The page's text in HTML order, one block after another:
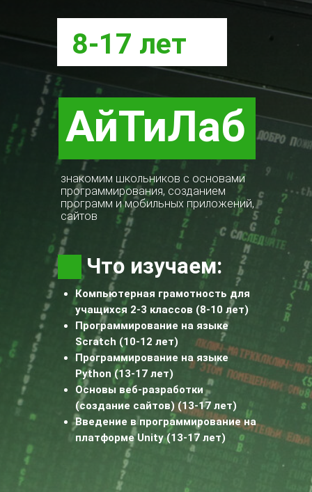
Компьютерная грамотность для
учащихся 2-3 классов (8-10 лет)
Программирование на языке
Scratch (10-12 лет)
Программирование на языке
Python (13-17 лет)
Основы веб-разработки
(создание сайтов) (13-17 лет)
Введение в программированиена
платформе Unity(13-17 лет)
знакомим школьников с основами
программирования, созданием
программ и мобильных приложений,
сайтов
АйТиЛаб
8-17 лет
Что изучаем: